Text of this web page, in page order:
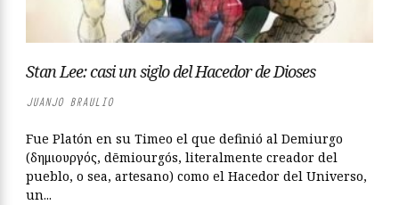
Stan Lee: casi un siglo del Hacedor de Dioses
JUANJO BRAULIO
Fue Platón en su Timeo el que definió al Demiurgo
(δημιουργός, dēmiourgós, literalmente creador del
pueblo, o sea, artesano) como el Hacedor del Universo,
un...